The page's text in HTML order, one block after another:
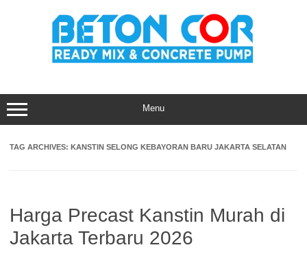
Menu
TAG ARCHIVES: KANSTIN SELONG KEBAYORAN BARU JAKARTA SELATAN
Harga Precast Kanstin Murah di
Jakarta Terbaru 2026